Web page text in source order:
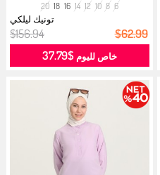
6
8
10
12
14
16
18
20
تونيك ليلكي
$156.94 $62.99
خاص لليوم$37.79